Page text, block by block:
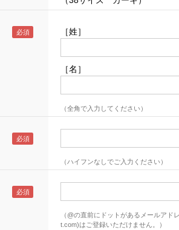
［姓］
［名］
（全角で入力してください）
（ハイフンなしでご入力ください）
（@の直前にドットがあるメールア
t.com)はご登録いただけません。）